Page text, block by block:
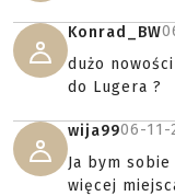
Konrad_BW
dużo
do Lugera ?
wija9906-11-
Ja bym sobie
więcej